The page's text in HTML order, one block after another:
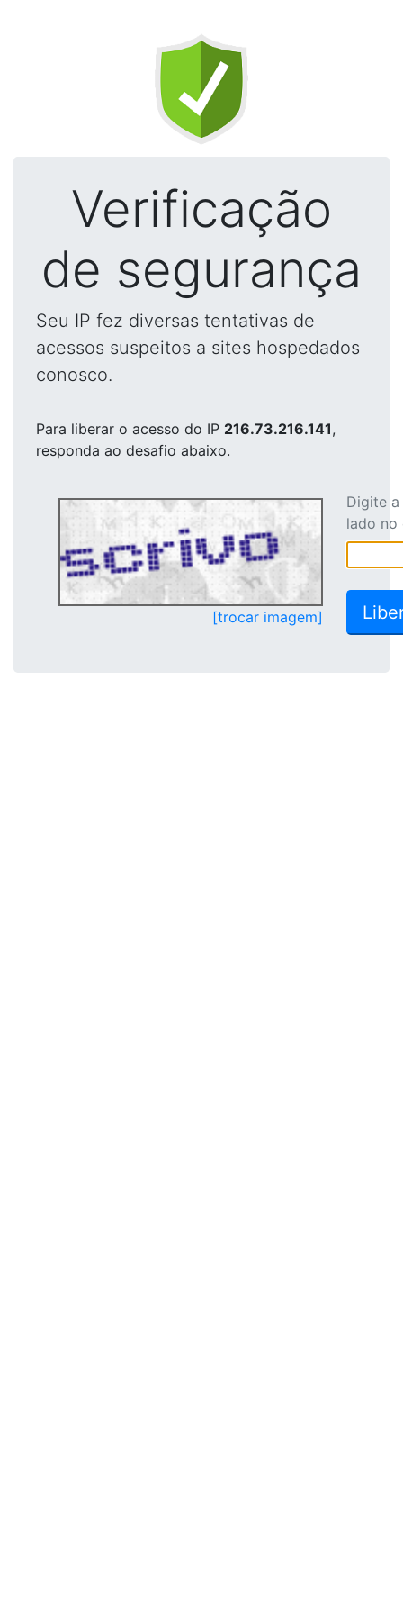
Verificação
de segurança
Seu IP fez diversas tentativas de
acessos suspeitos a sites hospedados
conosco.
Para liberar o acesso do IP 216.73.216.141,
responda ao desafio abaixo.
[trocar imagem]
Digite
lado no